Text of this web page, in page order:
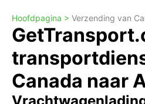
Hoofdpagina > Verzending van
Canada naar